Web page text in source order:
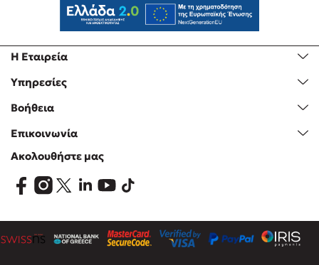
Η Εταιρεία
Υπηρεσίες
Βοήθεια
Επικοινωνία
Ακολουθήστε μας